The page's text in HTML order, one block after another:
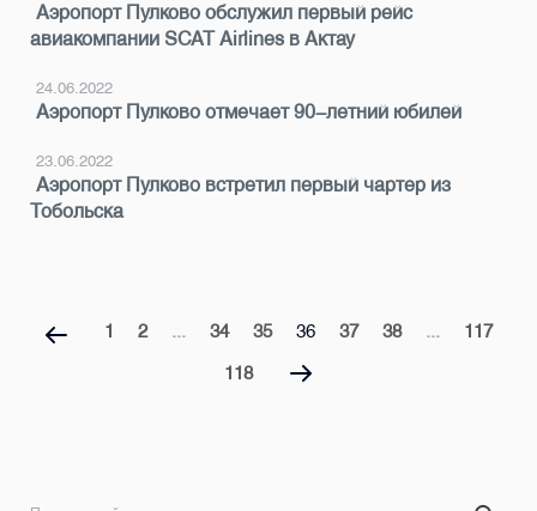
Аэропорт Пулково обслужил первый рейс
авиакомпании SCAT Airlines в Актау
24.06.2022
Аэропорт Пулково отмечает 90-летний юбилей
23.06.2022
Аэропорт Пулково встретил первый чартер из
Тобольска
1 2 ... 34 35 36 37 38 ... 117
118